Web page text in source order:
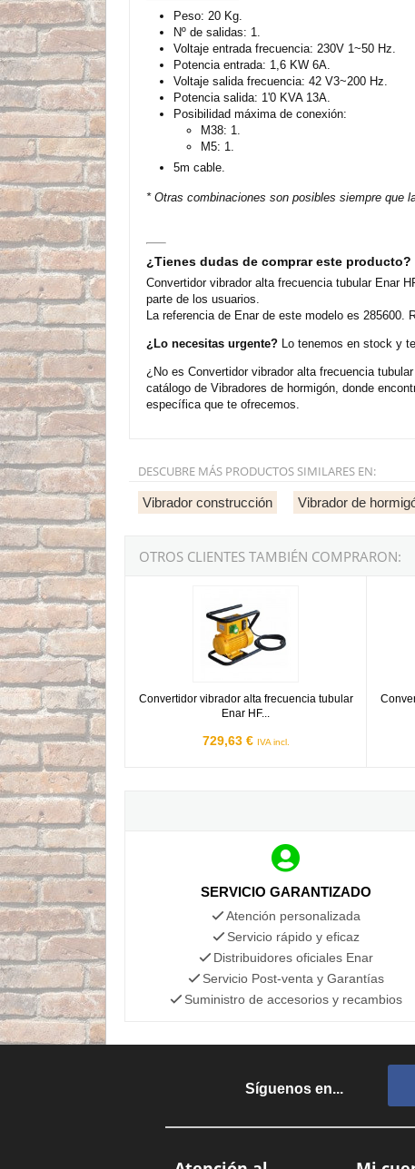
Peso: 20 Kg.
Nº de salidas: 1.
Voltaje entrada frecuencia: 230V 1~50 Hz.
Potencia entrada: 1,6 KW 6A.
Voltaje salida frecuencia: 42 V3~200 Hz.
Potencia salida: 1'0 KVA 13A.
Posibilidad máxima de conexión:
M38: 1.
M5: 1.
5m cable.
* Otras combinaciones son posibles siempre que
¿Tienes dudas de comprar este producto?
Convertidor vibrador alta frecuencia tubular Enar
parte de los usuarios.
La referencia de Enar de este modelo es
¿Lo necesitas urgente? Lo tenemos en stock y
¿No es Convertidor vibrador alta frecuencia
catálogo de Vibradores de hormigón, donde
específica que te ofrecemos.
DESCUBRE MÁS PRODUCTOS SIMILARES EN:
Vibrador construcción Vibrador de
OTROS CLIENTES TAMBIÉN COMPRARON:
Convertidor vibrador alta frecuencia tubular
Enar HF...
729,63 € IVA incl.
SERVICIO GARANTIZADO
Atención personalizada
Servicio rápido y eficaz
Distribuidores oficiales Enar
Servicio Post-venta y Garantías
Suministro de accesorios y recambios
Síguenos en...